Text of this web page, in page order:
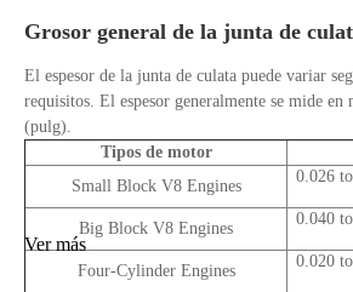
Grosor general de la junta de
El espesor de la junta de culata puede variar
requisitos. El espesor generalmente se mide
(pulg).
Tipos de motor
Small Block V8 Engines
0.026
Big Block V8 Engines
0.040
Four-Cylinder Engines
0.020
Ver más